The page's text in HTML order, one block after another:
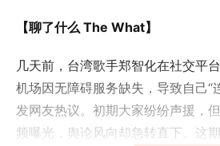
【聊了什么 The What】
几天前，台湾歌手郑智化在社交平
机场因无障碍服务缺失，导致自己“
发网友热议。初期大家纷纷声援，
频曝光，舆论风向却急转直下。这